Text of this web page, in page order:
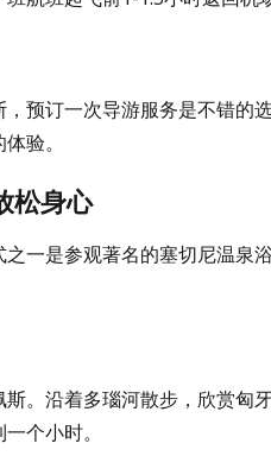
预订一次导游服务是不错的
验。
松身心
一是参观著名的塞切尼温
。沿着多瑙河散步，欣赏匈
个小时。